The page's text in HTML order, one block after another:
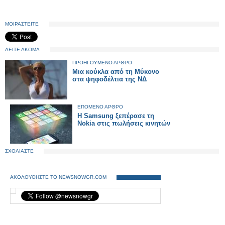
ΜΟΙΡΑΣΤΕΙΤΕ
ΔΕΙΤΕ ΑΚΟΜΑ
ΠΡΟΗΓΟΥΜΕΝΟ ΑΡΘΡΟ
Μια κούκλα από τη Μύκονο
στα ψηφοδέλτια της ΝΔ
ΕΠΟΜΕΝΟ ΑΡΘΡΟ
H Samsung ξεπέρασε τη
Nokia στις πωλήσεις κινητών
ΣΧΟΛΙΑΣΤΕ
ΑΚΟΛΟΥΘΗΣΤΕ ΤΟ NEWSNOWGR.COM